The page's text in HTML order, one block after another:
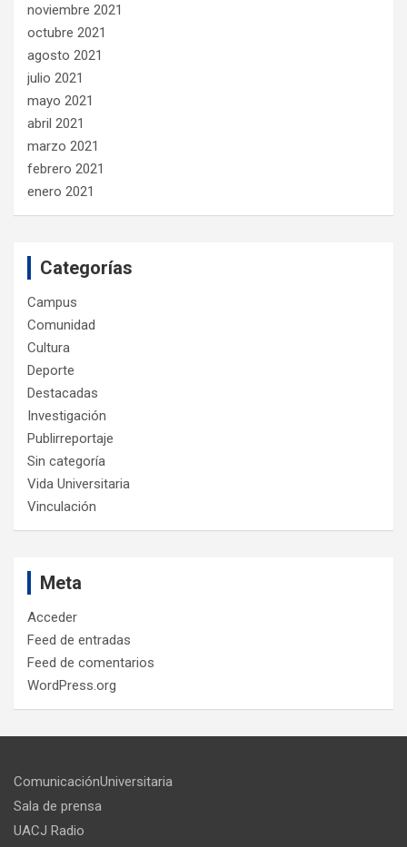
noviembre 2021
octubre 2021
agosto 2021
julio 2021
mayo 2021
abril 2021
marzo 2021
febrero 2021
enero 2021
Categorías
Campus
Comunidad
Cultura
Deporte
Destacadas
Investigación
Publirreportaje
Sin categoría
Vida Universitaria
Vinculación
Meta
Acceder
Feed de entradas
Feed de comentarios
WordPress.org
ComunicaciónUniversitaria
Sala de prensa
UACJ Radio